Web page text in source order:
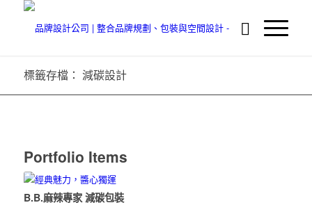
標籤存檔： 減碳設計
Portfolio Items
B.B.麻辣專家 減碳包裝